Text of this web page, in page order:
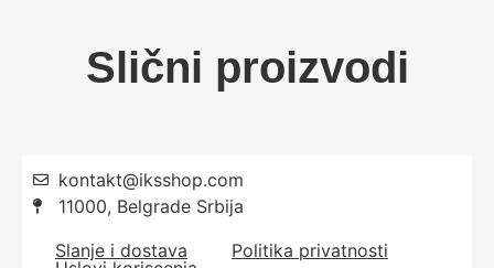
Slični proizvodi
kontakt@iksshop.com
11000, Belgrade Srbija
Slanje i dostava
Politika privatnosti